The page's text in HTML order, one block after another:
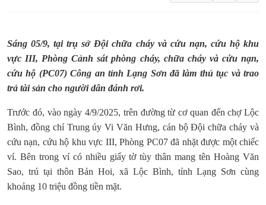
Sáng 05/9, tại trụ sở Đội chữa cháy và cứu nạn, cứu hộ khu
vực III, Phòng Cảnh sát phòng cháy, chữa cháy và cứu nạn,
cứu hộ (PC07) Công an tỉnh Lạng Sơn đã làm thủ tục và trao
trả tài sản cho người dân đánh rơi.
Trước đó, vào ngày 4/9/2025, trên đường từ cơ quan đến chợ Lộc
Bình, đồng chí Trung úy Vi Văn Hưng, cán bộ Đội chữa cháy và
cứu nạn, cứu hộ khu vực III, Phòng PC07 đã nhặt được một chiếc
ví. Bên trong ví có nhiều giấy tờ tùy thân mang tên Hoàng Văn
Sao, trú tại thôn Bản Hoi, xã Lộc Bình, tỉnh Lạng Sơn cùng
khoảng 10 triệu đồng tiền mặt.